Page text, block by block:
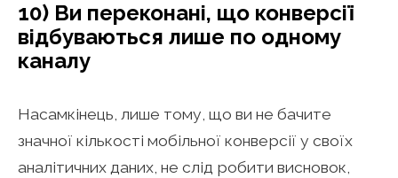
10) Ви переконані, що конверсії
відбуваються лише по одному
каналу
Насамкінець, лише тому, що ви не бачите
значної кількості мобільної конверсії у своїх
аналітичних даних, не слід робити висновок,